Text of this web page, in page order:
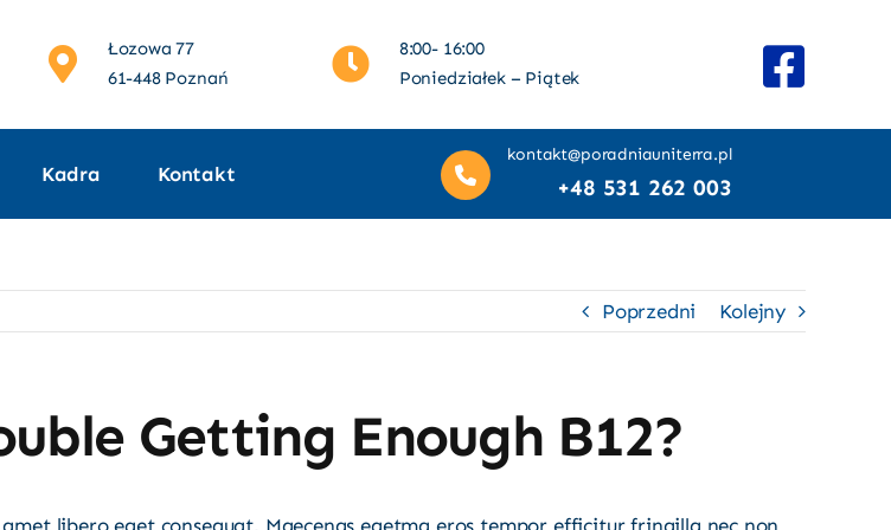
Łozowa 77
61-448 Poznań
8:00- 16:00
Poniedziałek – Piątek
Kadra Kontakt
kontakt@poradniauniterra.pl
+48 531 262 003
Poprzedni Kolejny
Getting Enough B12?
libero eget consequat. Maecenas egetma eros tempor efficitur fringilla nec non